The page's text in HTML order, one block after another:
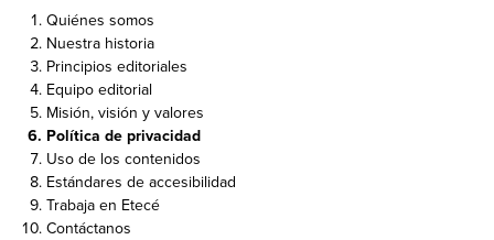
Quiénes somos
Nuestra historia
Principios editoriales
Equipo editorial
Misión, visión y valores
Política de privacidad
Uso de los contenidos
Estándares de accesibilidad
Trabaja en Etecé
Contáctanos